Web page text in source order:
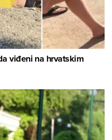
viđeni na hrvatskim